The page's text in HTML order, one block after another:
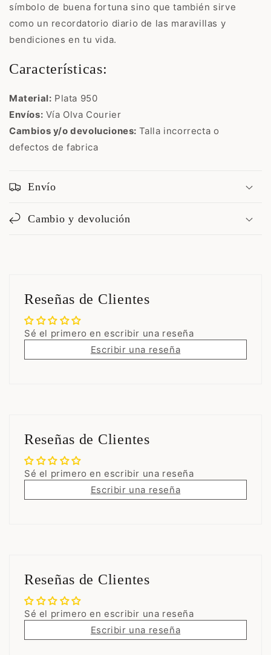
símbolo de buena fortuna sino que también sirve
como un recordatorio diario de las maravillas y
bendiciones en tu vida.
Características:
Material: Plata 950
Envíos: Vía Olva Courier
Cambios y/o devoluciones: Talla incorrecta o
defectos de fabrica
Envío
Cambio y devolución
Reseñas de Clientes
Sé el primero en escribir una reseña
Escribir una reseña
Reseñas de Clientes
Sé el primero en escribir una reseña
Escribir una reseña
Reseñas de Clientes
Sé el primero en escribir una reseña
Escribir una reseña